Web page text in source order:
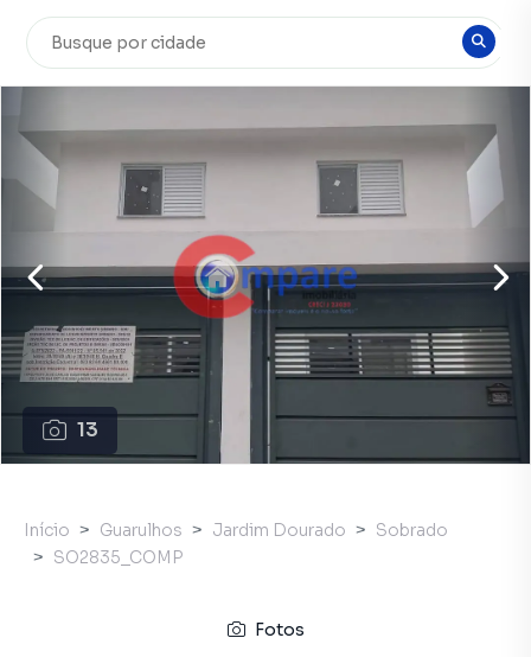
13
Início Guarulhos Jardim Dourado
Sobrado
SO2835_COMP
Fotos